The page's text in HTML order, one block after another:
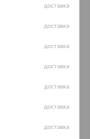
доставка
доставка
доставка
доставка
доставка
доставка
доставка